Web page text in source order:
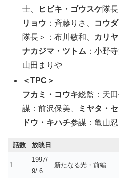
士、
ヒビキ・ゴウスケ隊
リョウ ：斉藤りさ、 コウ
隊長＞：布川敏和、
カリ
ナカジマ・ツトム ：小野寺
山田まりや
＜TPC＞
フカミ・コウキ総監：天田
謀：前沢保美、
ミヤタ・
ドウ・キハチ参謀：亀山忍
話数 放映日
1
1997/
9/ 6
新たなる光・前編